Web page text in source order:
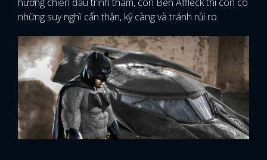
hướng chiến đấu trinh thám, còn Ben Affleck thì còn có
những suy nghĩ cẩn thận, kỹ càng và tránh rủi ro.